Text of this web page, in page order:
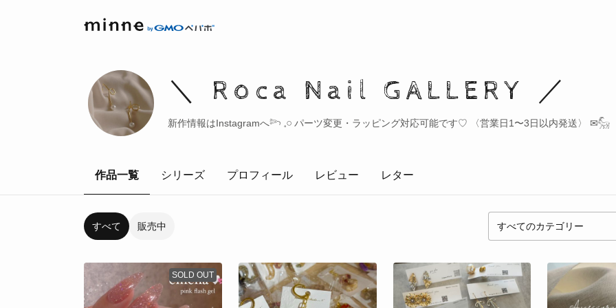
＼ Roca Nail GALLERY ／
新作情報はInstagramへ𓆸 𓈒𓏸 パーツ変更・ラッピング対応可能です♡ 〈営業日1〜3日以内発送〉︎ ✉︎𓃵
作品一覧 シリーズ プロフィール レビュー レター
すべて 販売中
SOLD OUT